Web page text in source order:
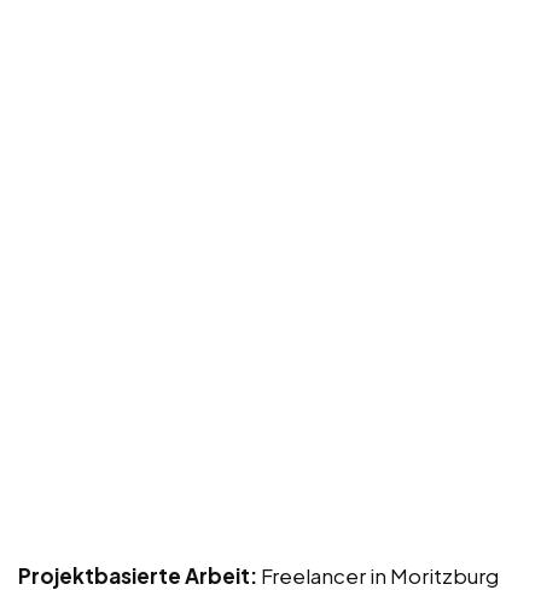
Projektbasierte Arbeit: Freelancer in Moritzburg